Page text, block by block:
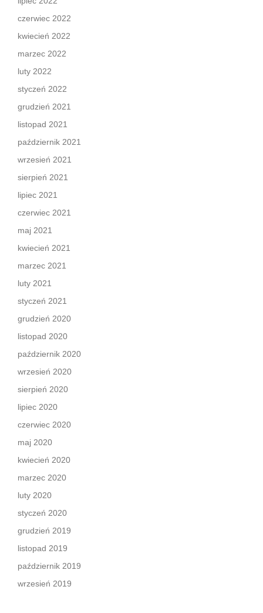
czerwiec 2022
kwiecień 2022
marzec 2022
luty 2022
styczeń 2022
grudzień 2021
listopad 2021
październik 2021
wrzesień 2021
sierpień 2021
lipiec 2021
czerwiec 2021
maj 2021
kwiecień 2021
marzec 2021
luty 2021
styczeń 2021
grudzień 2020
listopad 2020
październik 2020
wrzesień 2020
sierpień 2020
lipiec 2020
czerwiec 2020
maj 2020
kwiecień 2020
marzec 2020
luty 2020
styczeń 2020
grudzień 2019
listopad 2019
październik 2019
wrzesień 2019